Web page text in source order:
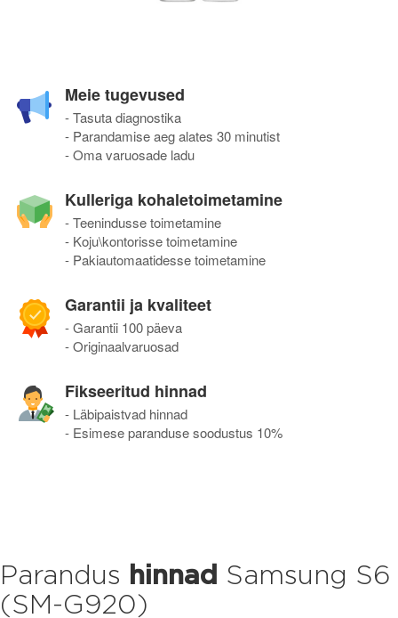
Meie tugevused
- Tasuta diagnostika
- Parandamise aeg alates 30 minutist
- Oma varuosade ladu
Kulleriga kohaletoimetamine
- Teenindusse toimetamine
- Koju\kontorisse toimetamine
- Pakiautomaatidesse toimetamine
Garantii ja kvaliteet
- Garantii 100 päeva
- Originaalvaruosad
Fikseeritud hinnad
- Läbipaistvad hinnad
- Esimese paranduse soodustus 10%
Parandus hinnad
Samsung S6
(SM-G920)